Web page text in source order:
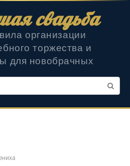
свадьба
организации
торжества и
для новобрачных